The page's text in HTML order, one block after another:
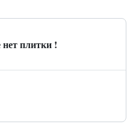
плитки !